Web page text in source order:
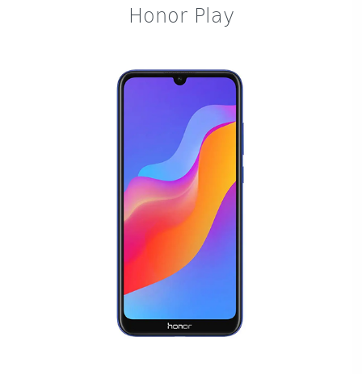
Honor Play